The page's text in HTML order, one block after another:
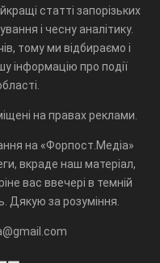
статті запорізьких
і чесну аналітику.
тому ми відбираємо і
інформацію про події
на правах реклами.
на «Форпост.Медіа»
вкраде наш матеріал,
вас ввечері в темній
Дякую за розуміння.